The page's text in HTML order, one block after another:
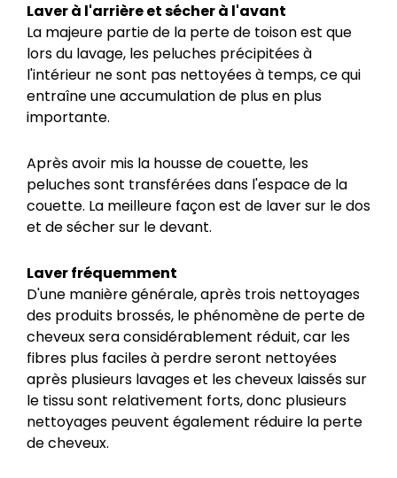
Laver à l'arrière et sécher à l'avant
La majeure partie de la perte de toison est que
lors du lavage, les peluches précipitées à
l'intérieur ne sont pas nettoyées à temps, ce qui
entraîne une accumulation de plus en plus
importante.
Après avoir mis la housse de couette, les
peluches sont transférées dans l'espace de la
couette. La meilleure façon est de laver sur le dos
et de sécher sur le devant.
Laver fréquemment
D'une manière générale, après trois nettoyages
des produits brossés, le phénomène de perte de
cheveux sera considérablement réduit, car les
fibres plus faciles à perdre seront nettoyées
après plusieurs lavages et les cheveux laissés sur
le tissu sont relativement forts, donc plusieurs
nettoyages peuvent également réduire la perte
de cheveux.